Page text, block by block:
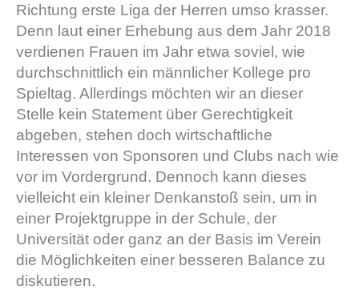
Richtung erste Liga der Herren umso krasser.
Denn laut einer Erhebung aus dem Jahr 2018
verdienen Frauen im Jahr etwa soviel, wie
durchschnittlich ein männlicher Kollege pro
Spieltag. Allerdings möchten wir an dieser
Stelle kein Statement über Gerechtigkeit
abgeben, stehen doch wirtschaftliche
Interessen von Sponsoren und Clubs nach wie
vor im Vordergrund. Dennoch kann dieses
vielleicht ein kleiner Denkanstoß sein, um in
einer Projektgruppe in der Schule, der
Universität oder ganz an der Basis im Verein
die Möglichkeiten einer besseren Balance zu
diskutieren.